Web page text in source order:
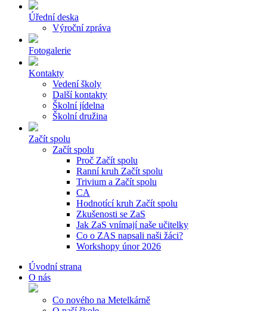
Úřední deska
Výroční zpráva
Fotogalerie
Kontakty
Vedení školy
Další kontakty
Školní jídelna
Školní družina
Začít spolu
Začít spolu
Proč Začít spolu
Ranní kruh Začít spolu
Trivium a Začít spolu
CA
Hodnotící kruh Začít spolu
Zkušenosti se ZaS
Jak ZaS vnímají naše učitelky
Co o ZAS napsali naši žáci?
Workshopy únor 2026
Úvodní strana
O nás
Co nového na Metelkárně